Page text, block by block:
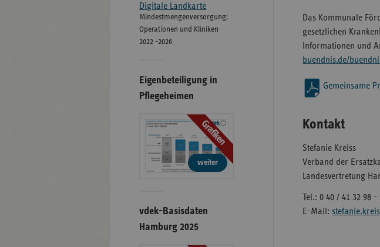
Das Kommunale
gesetzlichen
Informationen und
buendnis.de/
Gemeinsame
Kontakt
Stefanie Kreiss
Verband der
Landesvertretung
Tel.: 0 40 / 41 32 98 -
E-Mail:
Digitale Landkarte
Mindestmengenversorgung:
Operationen und Kliniken
2022 -2026
Eigenbeteiligung in
Pflegeheimen
Grafiken
weiter
vdek-Basisdaten
Hamburg 2025